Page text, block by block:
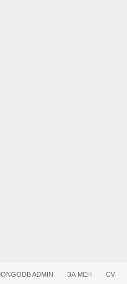
ADMIN ЗА МЕН
CV